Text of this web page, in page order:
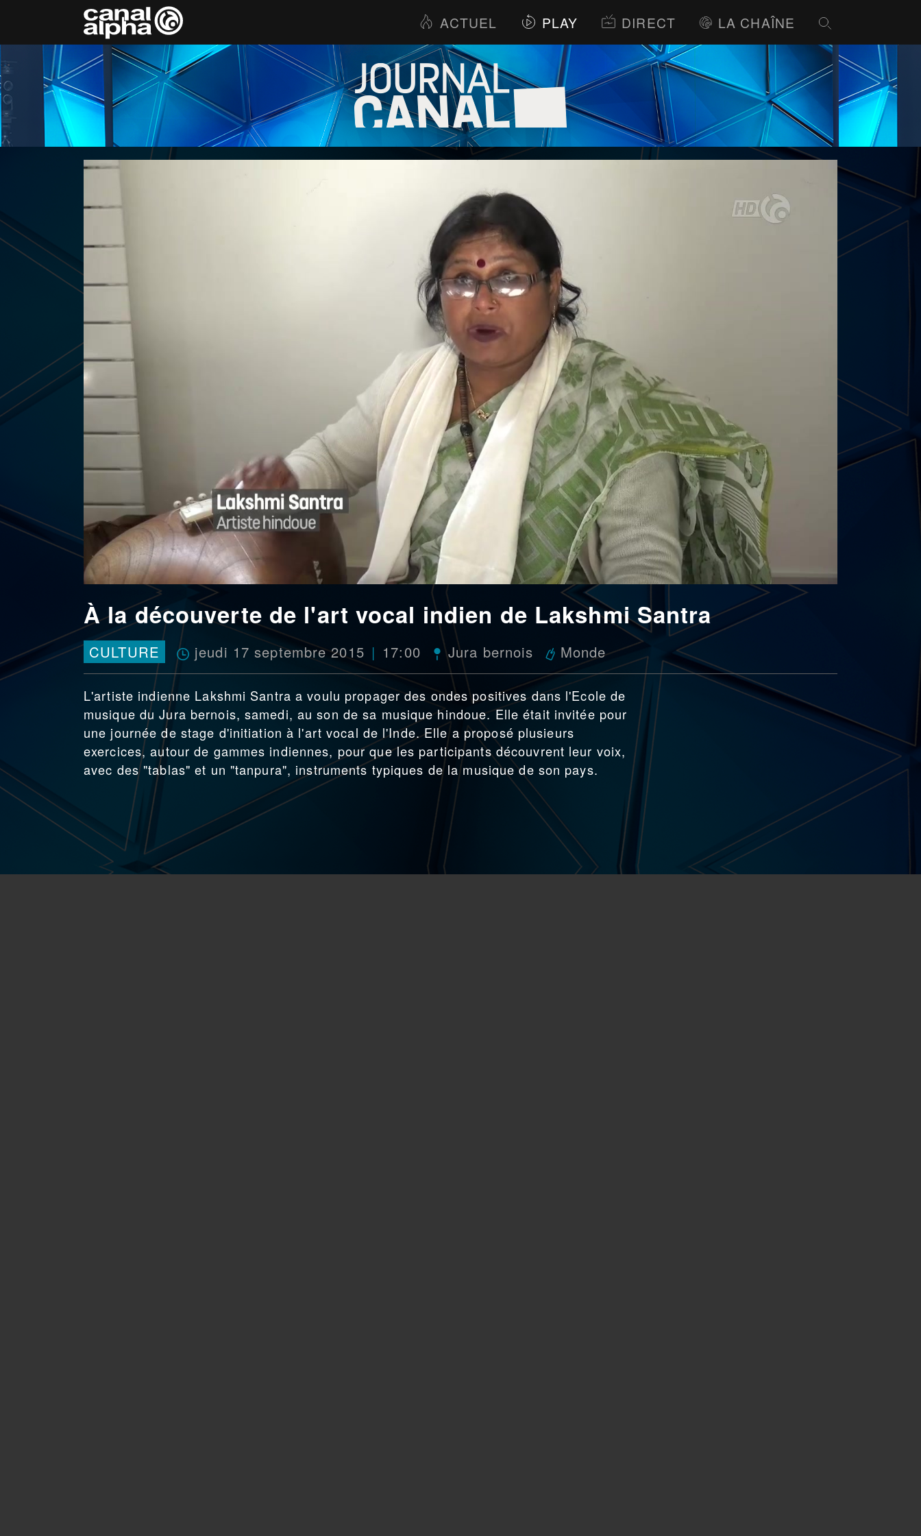
ACTUEL PLAY DIRECT LA CHAÎNE
À la découverte de l'art vocal indien de Lakshmi Santra
CULTURE jeudi 17 septembre 2015 17:00 Jura bernois Monde
L'artiste indienne Lakshmi Santra a voulu propager des ondes positives dans l'Ecole de
musique du Jura bernois, samedi, au son de sa musique hindoue. Elle était invitée pour
une journée de stage d'initiation à l'art vocal de l'Inde. Elle a proposé plusieurs
exercices, autour de gammes indiennes, pour que les participants découvrent leur voix,
avec des "tablas" et un "tanpura", instruments typiques de la musique de son pays.